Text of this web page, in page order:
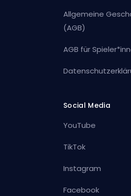
Allgemeine
(AGB)
AGB für
Social Media
YouTube
TikTok
Instagram
Facebook